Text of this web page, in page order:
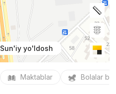
Sun'iy yo'ldosh
Maktablar Bolalar